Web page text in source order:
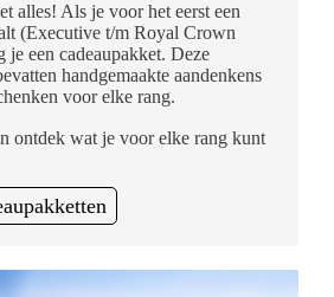
alles! Als je voor het eerst een
(Executive t/m Royal Crown
een cadeaupakket. Deze
handgemaakte aandenkens
voor elke rang.
ontdek wat je voor elke rang kunt